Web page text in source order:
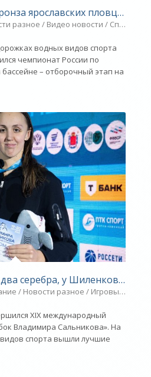
ярославских пловцов -
разное / Видео новости / Спорт /
водных видов спорта
чемпионат России по
– отборочный этап на
серебра, у Шиленковой –
/ Новости разное / Игровые
XIX международный
Владимира Сальникова». На
спорта вышли лучшие